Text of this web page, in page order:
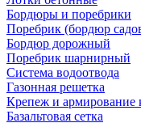
Бордюры и поребрики
Поребрик (бордюр
Бордюр дорожный
Поребрик шарнирный
Система водоотвода
Газонная решетка
Крепеж и армирование
Базальтовая сетка